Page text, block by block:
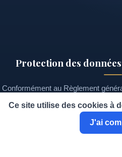
Protection des
Conformément au Règlement
(RGPD) et à la loi « Informatique
recueillies sur ce site font l'objet
de l'annuaire des experts et au
Ce site utilise des cookies à
J'ai